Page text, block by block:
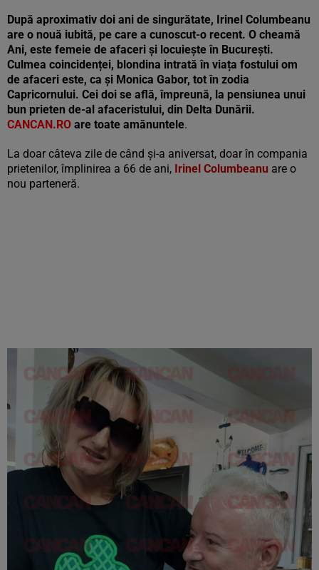
După aproximativ doi ani de singurătate, Irinel Columbeanu
are o nouă iubită, pe care a cunoscut-o recent. O cheamă
Ani, este femeie de afaceri și locuiește în București.
Culmea coincidenței, blondina intrată în viața fostului om
de afaceri este, ca și Monica Gabor, tot în zodia
Capricornului. Cei doi se află, împreună, la pensiunea unui
bun prieten de-al afaceristului, din Delta Dunării.
CANCAN.RO are toate amănuntele.
La doar câteva zile de când și-a aniversat, doar în compania
prietenilor, împlinirea a 66 de ani, Irinel Columbeanu are o
nou parteneră.